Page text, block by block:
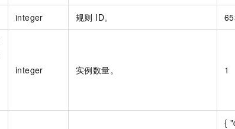
integer 规则 ID。
integer 实例数量。 1
{